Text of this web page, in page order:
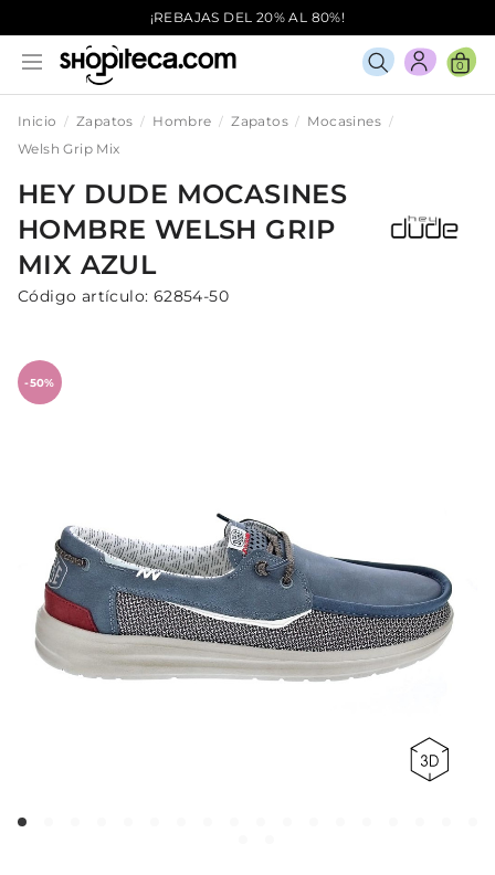
¡REBAJAS DEL 20% AL 80%!
0
Inicio Zapatos Hombre Zapatos
Mocasines
Welsh Grip Mix
HEY DUDE MOCASINES
HOMBRE WELSH GRIP
MIX AZUL
Código artículo: 62854-50
-50%